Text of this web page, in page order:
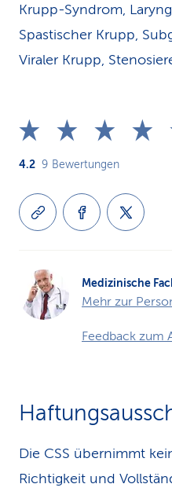
Krupp-Syndrom,
Spastischer Krupp,
Viraler Krupp,
4.2 9 Bewertungen
Medizinische
Mehr zur
Feedback zum
Die CSS übernimmt
Richtigkeit und